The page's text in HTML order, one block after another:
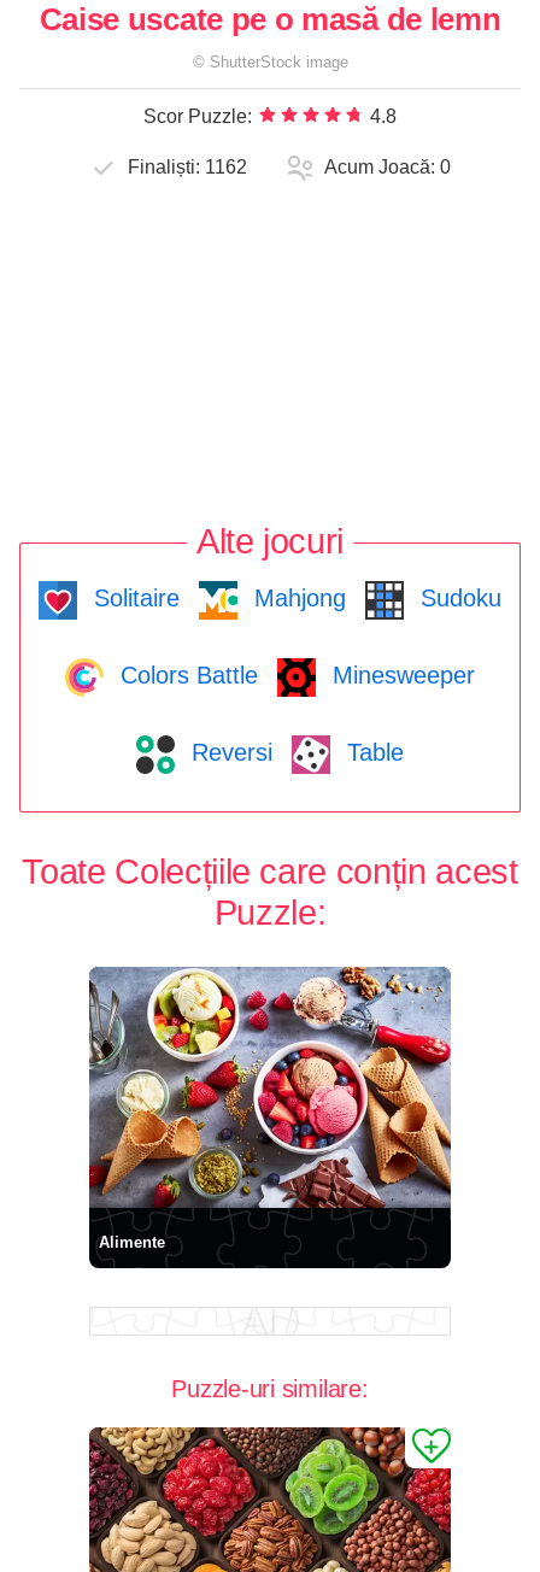
Caise uscate pe o masă de lemn
© ShutterStock image
Scor Puzzle: 4.8
Finaliști: 1162 Acum Joacă: 0
Alte jocuri
Solitaire Mahjong Sudoku
Colors Battle Minesweeper
Reversi Table
Toate Colecțiile care conțin acest
Puzzle:
Alimente
Puzzle-uri similare: